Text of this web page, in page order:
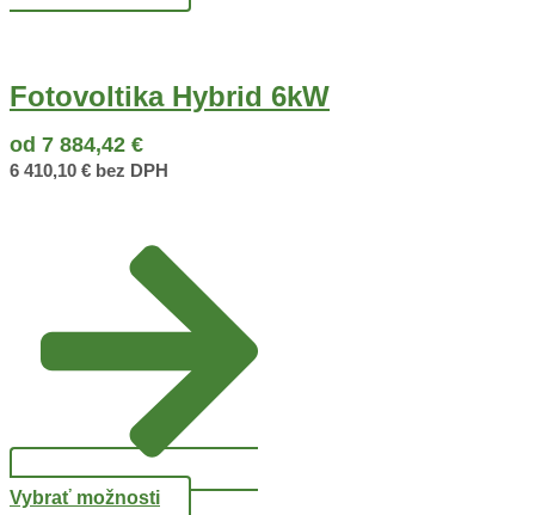
Fotovoltika Hybrid 6kW
od 7 884,42 €
6 410,10 € bez DPH
Vybrať možnosti